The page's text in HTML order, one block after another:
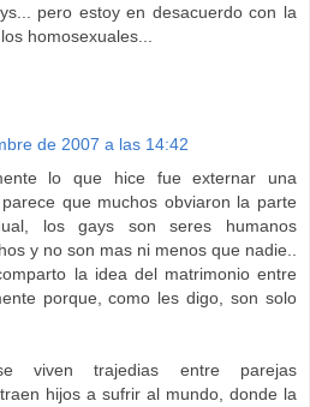
pero estoy en desacuerdo con la
homosexuales...
de 2007 a las 14:42
lo que hice fue externar una
que muchos obviaron la parte
los gays son seres humanos
y no son mas ni menos que nadie..
la idea del matrimonio entre
porque, como les digo, son solo
viven trajedias entre parejas
hijos a sufrir al mundo, donde la